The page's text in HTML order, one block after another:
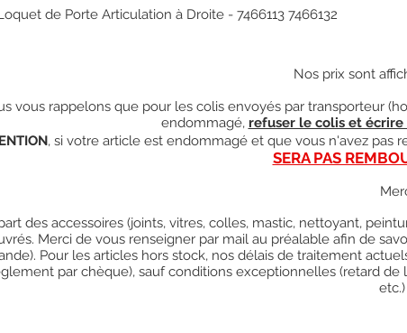
de Porte Articulation à Droite - 7466113 7466132
Nos prix sont
vous rappelons que pour les colis envoyés par transporteur
endommagé, refuser le colis et écrire
, si votre article est endommagé et que vous n'avez pas
SERA PAS
des accessoires (joints, vitres, colles, mastic, nettoyant,
Merci de vous renseigner par mail au préalable afin de
Pour les articles hors stock, nos délais de traitement
par chèque), sauf conditions exceptionnelles (retard
etc.)